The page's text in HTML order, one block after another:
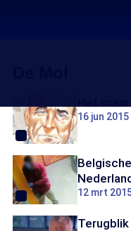
16 jun 2015
12 mrt